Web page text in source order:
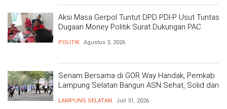
Aksi Masa Gerpol Tuntut DPD PDI-P Usut Tuntas
Dugaan Money Politik Surat Dukungan PAC
POLITIK Agustus 3, 2026
Senam Bersama di GOR Way Handak, Pemkab
Lampung Selatan Bangun ASN Sehat, Solid dan
LAMPUNG SELATAN Juli 31, 2026